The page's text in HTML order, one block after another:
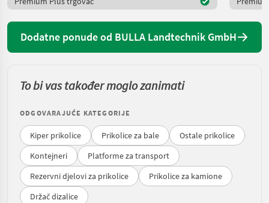
Dodatne ponude od BULLA Landtechnik GmbH
To bi vas također moglo zanimati
ODGOVARAJUĆE KATEGORIJE
Kiper prikolice Prikolice za bale
Ostale prikolice
Kontejneri
Platforme za transport
Rezervni djelovi za prikolice
Prikolice za kamione
Držač dizalice